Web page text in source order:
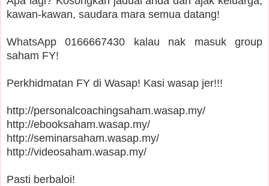
kawan-kawan, saudara mara semua datang!
WhatsApp 0166667430 kalau nak masuk group
saham FY!
Perkhidmatan FY di Wasap! Kasi wasap jer!!!
http://personalcoachingsaham.wasap.my/
http://ebooksaham.wasap.my/
http://seminarsaham.wasap.my/
http://videosaham.wasap.my/
Pasti berbaloi!